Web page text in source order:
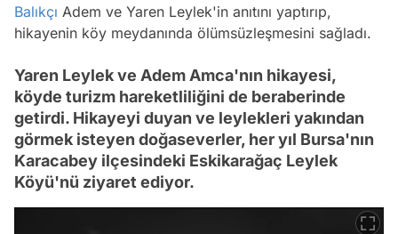
Balıkçı Adem ve Yaren Leylek'in anıtını yaptırıp,
hikayenin köy meydanında ölümsüzleşmesini sağladı.
Yaren Leylek ve Adem Amca'nın hikayesi,
köyde turizm hareketliliğini de beraberinde
getirdi. Hikayeyi duyan ve leylekleri yakından
görmek isteyen doğaseverler, her yıl Bursa'nın
Karacabey ilçesindeki Eskikarağaç Leylek
Köyü'nü ziyaret ediyor.